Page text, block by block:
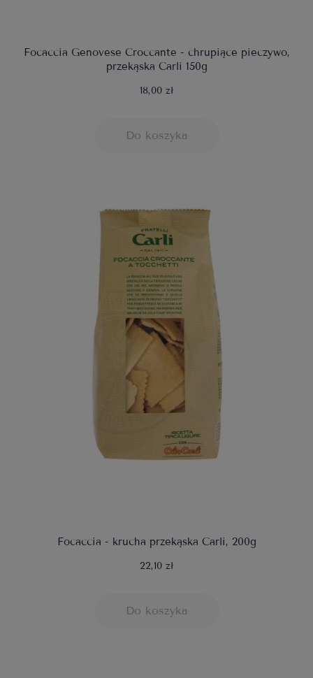
Focaccia Genovese Croccante - chrupiące pieczywo,
przekąska Carli 150g
18,00 zł
Do koszyka
Focaccia - krucha przekąska Carli, 200g
22,10 zł
Do koszyka